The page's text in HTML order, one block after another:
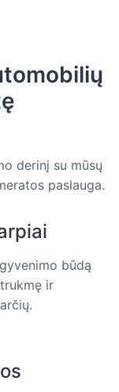
derinį su mūsų
paslauga.
būdą
ir